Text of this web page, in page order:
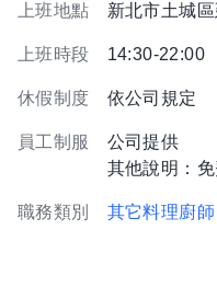
上班地點 新北市土城
上班時段 14:30-22:00
休假制度 依公司規定
員工制服
公司提供
其他說明：
職務類別 其它料理廚師